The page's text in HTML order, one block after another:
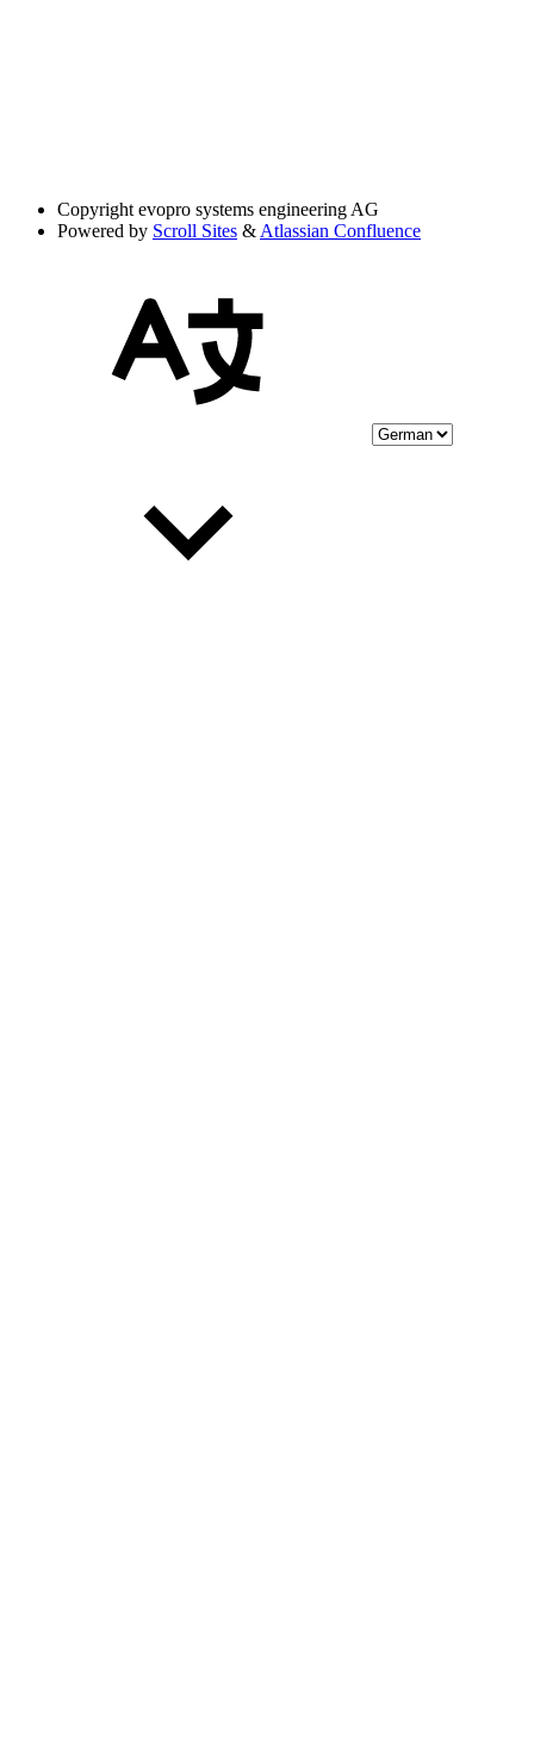
Copyright evopro systems engineering AG
Powered by Scroll Sites & Atlassian Confluence